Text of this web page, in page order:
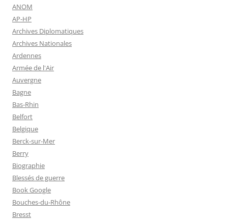
ANOM
AP-HP
Archives Diplomatiques
Archives Nationales
Ardennes
Armée de l'Air
Auvergne
Bagne
Bas-Rhin
Belfort
Belgique
Berck-sur-Mer
Berry
Biographie
Blessés de guerre
Book Google
Bouches-du-Rhône
Bresst